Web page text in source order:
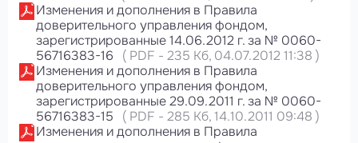
Изменения и дополнения в Правила
доверительного управления фондом,
зарегистрированные 14.06.2012 г. за № 0060-
56716383-16
( PDF - 235 Кб, 04.07.2012 11:38 )
Изменения и дополнения в Правила
доверительного управления фондом,
зарегистрированные 29.09.2011 г. за № 0060-
56716383-15
( PDF - 285 Кб, 14.10.2011 09:48 )
Изменения и дополнения в Правила